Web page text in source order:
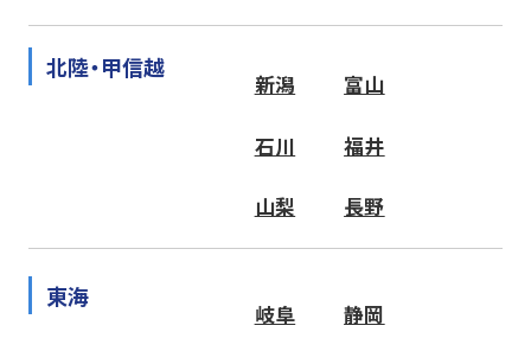
北陸・甲信越
新潟 富山
石川 福井
山梨 長野
東海
岐阜 静岡